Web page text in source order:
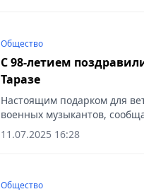
Общество
С 98-летием
Таразе
Настоящим подарком для
военных музыкантов,
11.07.2025 16:28
Общество